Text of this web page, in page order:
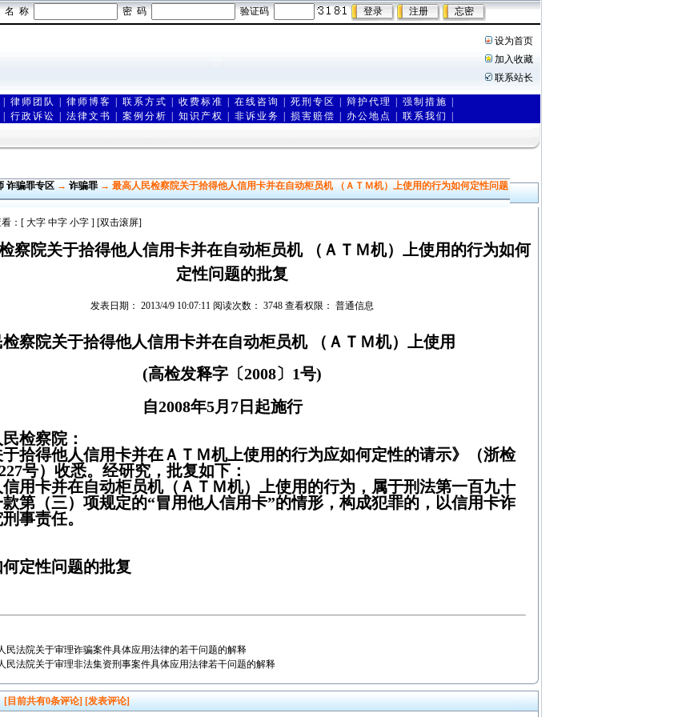
名 称 密 码 验证码
设为首页
加入收藏
联系站长
律师团队 律师博客 联系方式 收费标准 在线咨询 死刑专区 辩护代理 强制措施
行政诉讼 法律文书 案例分析 知识产权 非诉业务 损害赔偿 办公地点
联系我们 |
享有声誉的刑事辩护律师团联合创建,是山东最优秀的刑事诉讼法律网站之一。
[la
网 济南刑事律师 济南刑事辩护律师 济南劳动争议律师 济南婚姻律师 济 [lawye
诈骗罪专区→ 诈骗罪→ 最高人民检察院关于拾得他人信用卡并在自动柜员机 （ＡＴＭ机）上使用的行为如何定性问题
看：[ 大字 中字 小字] [双击滚屏]
察院关于拾得他人信用卡并在自动柜员机 （ＡＴＭ机）上使用的行为如何
定性问题的批复
发表日期： 2013/4/9 10:07:11 阅读次数： 3748 查看权限： 普通信息
察院关于拾得他人信用卡并在自动柜员机 （ＡＴＭ机）上使用
(高检发释字〔2008〕1号)
自2008年5月7日起施行
检察院：
拾得他人信用卡并在ＡＴＭ机上使用的行为应如何定性的请示》（浙检
号）收悉。经研究，批复如下：
用卡并在自动柜员机（ＡＴＭ机）上使用的行为，属于刑法第一百九十
第（三）项规定的“冒用他人信用卡”的情形，构成犯罪的，以信用卡诈
事责任。
定性问题的批复
民法院关于审理诈骗案件具体应用法律的若干问题的解释
民法院关于审理非法集资刑事案件具体应用法律若干问题的解释
[目前共有0条评论] [发表评论]